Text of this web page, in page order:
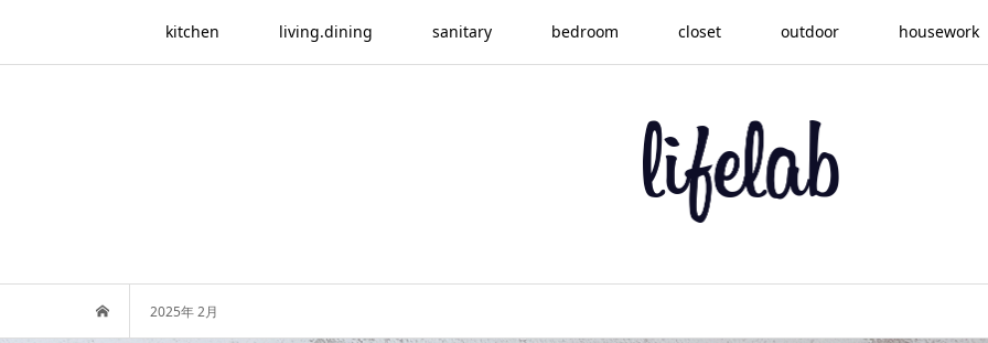
kitchen living.dining sanitary bedroom closet outdoor housework
2025年 2月